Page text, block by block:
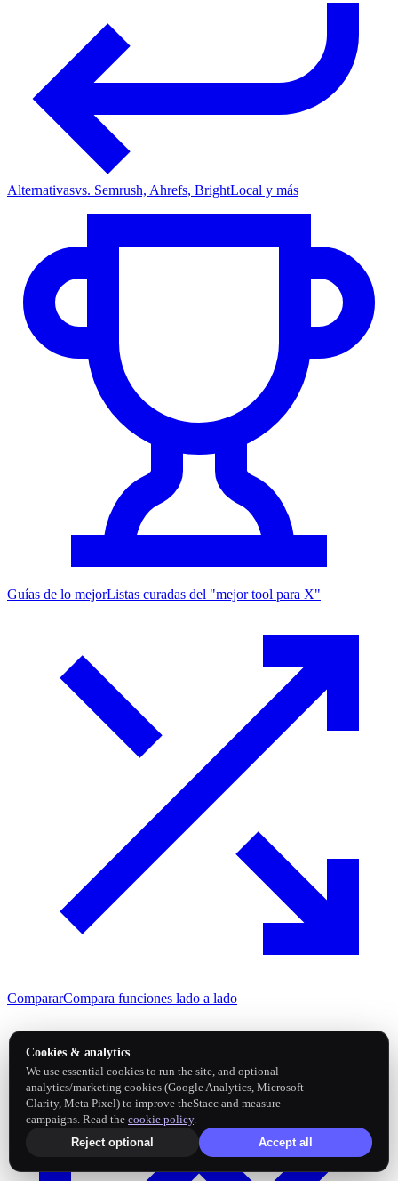
Alternativasvs. Semrush, Ahrefs, BrightLocal y más
Guías de lo mejorListas curadas del "mejor tool para X"
CompararCompara funciones lado a lado
Cookies & analytics
We use essential cookies to run the site, and optional
analytics/marketing cookies (Google Analytics, Microsoft
Clarity, Meta Pixel) to improve theStacc and measure
campaigns. Read the cookie policy.
Reject optional
Accept all